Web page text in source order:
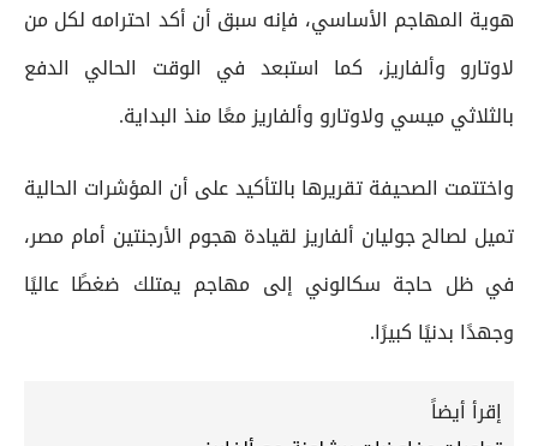
هوية المهاجم الأساسي، فإنه سبق أن أكد احترامه لكل من
لاوتارو وألفاريز، كما استبعد في الوقت الحالي الدفع
بالثلاثي ميسي ولاوتارو وألفاريز معًا منذ البداية.
واختتمت الصحيفة تقريرها بالتأكيد على أن المؤشرات الحالية
تميل لصالح جوليان ألفاريز لقيادة هجوم الأرجنتين أمام مصر،
في ظل حاجة سكالوني إلى مهاجم يمتلك ضغطًا عاليًا
وجهدًا بدنيًا كبيرًا.
إقرأ أيضاً